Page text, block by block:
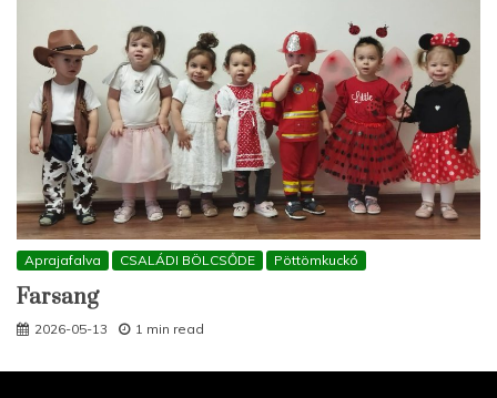
Aprajafalva CSALÁDI BÖLCSŐDE Pöttömkuckó
Farsang
2026-05-13 1 min read